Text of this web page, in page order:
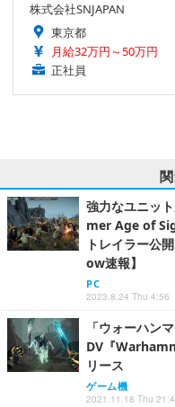
株式会社SNJAPAN
東京都
月給32万円～50万円
正社員
強力なユニッ
mer Age of
トレイラー公
ow速報】
PC
2023.8.24 Thu 4:56
「ウォーハン
DV『
リース
ゲーム機
2021.11.18 Thu